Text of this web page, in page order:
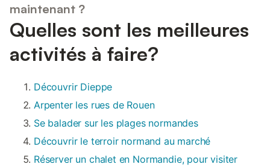
maintenant ?
Quelles sont les meilleures
activités à faire?
Découvrir Dieppe
Arpenter les rues de Rouen
Se balader sur les plages normandes
Découvrir le terroir normand au marché
Réserver un chalet en Normandie, pour visiter